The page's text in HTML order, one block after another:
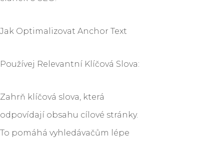
Jak Optimalizovat Anchor Text
Používej Relevantní Klíčová Slova:
Zahrň klíčová slova, která
odpovídají obsahu cílové stránky.
To pomáhá vyhledávačům lépe